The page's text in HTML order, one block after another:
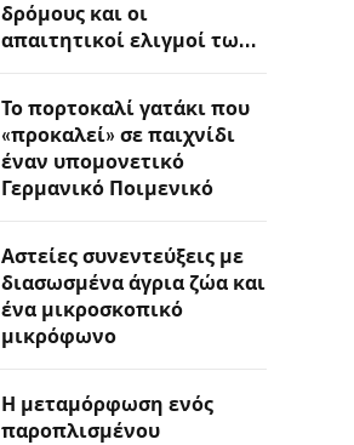
δρόμους και οι
απαιτητικοί ελιγμοί των
Το πορτοκαλί γατάκι που
«προκαλεί» σε παιχνίδι
έναν υπομονετικό
Γερμανικό Ποιμενικό
Αστείες συνεντεύξεις με
διασωσμένα άγρια ζώα και
ένα μικροσκοπικό
μικρόφωνο
Η μεταμόρφωση ενός
παροπλισμένου